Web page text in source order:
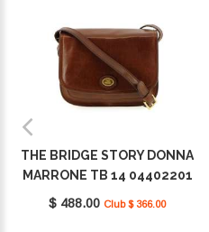
THE BRIDGE STORY DONNA
MARRONE TB 14 04402201
$ 488.00 Club $ 366.00